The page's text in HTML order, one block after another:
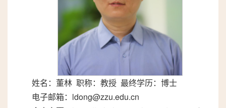
姓名：董林 职称：教授 最终学历：博士
电子邮箱：ldong@zzu.edu.cn